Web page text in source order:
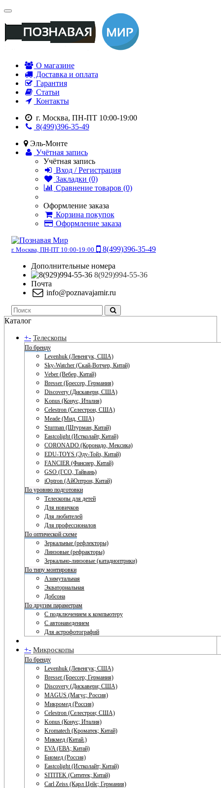
О магазине
Доставка и оплата
Гарантия
Статьи
Контакты
г. Москва, ПН-ПТ 10:00-19:00
8(499)396-35-49
Эль-Монте
Учётная запись
Учётная запись
Вход / Регистрация
Закладки (0)
Сравнение товаров (0)
Оформление заказа
Корзина покупок
Оформление заказа
г. Москва, ПН-ПТ 10:00-19:00
8(499)396-35-49
Дополнительные номера
8(929)994-55-36
Почта
info@poznavajamir.ru
Каталог
+- Телескопы
По бренду
Levenhuk (Левенгук, США)
Sky-Watcher (Скай-Вотчер, Китай)
Veber (Вебер, Китай)
Bresser (Брессер, Германия)
Discovery (Дискавери, США)
Konus (Конус, Италия)
Celestron (Селестрон, США)
Meade (Мид, США)
Sturman (Штурман, Китай)
Eastcolight (Истколайт, Китай)
CORONADO (Коронадо, Мексика)
EDU-TOYS (Эду-Тойз, Китай)
FANCIER (Фансиер, Китай)
GSO (ГСО, Тайвань)
iOptron (АйОптрон, Китай)
По уровню подготовки
Телескопы для детей
Для новичков
Для любителей
Для профессионалов
По оптической схеме
Зеркальные (рефлекторы)
Линзовые (рефракторы)
Зеркально-линзовые (катадиоптрики)
По типу монтировки
Азимутальная
Экваториальная
Добсона
По другим параметрам
С подключением к компьютеру
С автонаведением
Для астрофотографий
+- Микроскопы
По бренду
Levenhuk (Левенгук; США)
Bresser (Брессер; Германия)
Discovery (Дискавери; США)
MAGUS (Магус; Россия)
Микромед (Россия)
Celestron (Селестрон; США)
Konus (Конус; Италия)
Kromatech (Кроматек; Китай)
Микмед (Китай.)
EVA (ЕВА; Китай)
Биомед (Россия)
Eastcolight (Истколайт; Китай)
SITITEK (Сититек; Китай)
Carl Zeiss (Карл Цейс; Германия)